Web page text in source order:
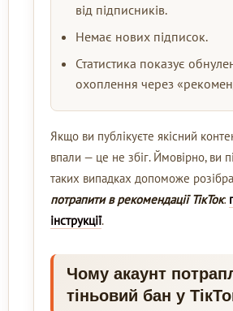
від підписників.
Немає нових підписок.
Статистика показує
охоплення через
Якщо ви публікуєте якісний
впали — це не збіг. Ймовірно, ви
таких випадках допоможе
потрапити в рекомендації ТікТок:
інструкції.
Чому акаунт
тіньовий бан у